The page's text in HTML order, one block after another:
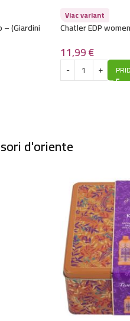
– (Giardini
Viac variant
Chatler EDP
11,99€
d'oriente